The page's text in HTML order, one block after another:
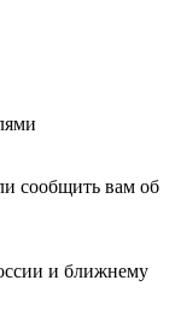
сообщить вам об
и ближнему